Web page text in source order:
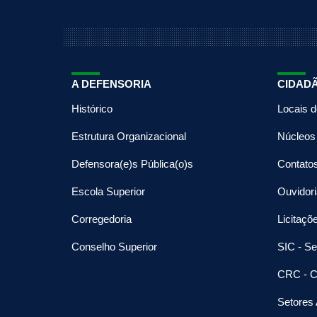
A DEFENSORIA
Histórico
Estrutura Organizacional
Defensora(e)s Pública(o)s
Escola Superior
Corregedoria
Conselho Superior
Locais
SIC -
CRC -
Setores